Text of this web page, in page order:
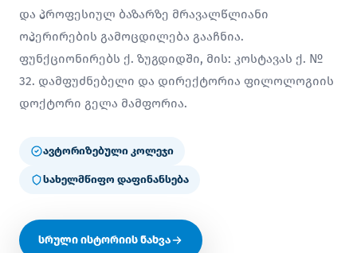
და პროფესიულ ბაზარზე მრავალწლიანი
ოპერირების გამოცდილება გააჩნია.
ფუნქციონირებს ქ. ზუგდიდში, მის: კოსტავას ქ. №
32. დამფუძნებელი და დირექტორია ფილოლოგიის
დოქტორი გელა მამფორია.
ავტორიზებული კოლეჯი
სახელმწიფო დაფინანსება
სრული ისტორიის ნახვა